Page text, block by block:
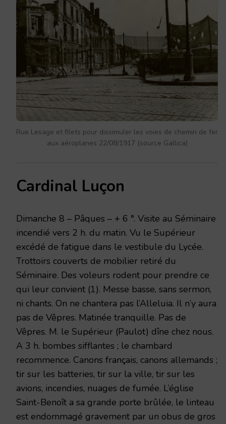
Rue Lesage et filets pour dissimuler les voies de chemin de fer
aux aéroplanes 22/08/1917 (source Gallica)
Cardinal Luçon
Dimanche 8 – Pâques – + 6 °. Visite au Séminaire
incendié vers 2 h. du matin. Vu le Supérieur
excédé de fatigue dans le vestibule du Lycée.
Trot­toirs couverts de mobilier retiré du
Séminaire. Des voleurs rodent pour prendre ce
qui leur convient (1). Messe basse, sans sermon,
ni chants. On ne chantera pas l’Alleluia. Il n’y aura
pas de Vêpres. Matinée tranquille. Pas de
Vêpres. M. le Supérieur (Paulot) dîne chez nous.
A 3 h. bombes sifflan­tes ; le chambard
recommence. Canons français, canons allemands ;
tir sur les batteries, tir sur la ville, tir sur les
avions, incendies, nuages de fumée. L’église
Saint-Benoît a sa grande porte brûlée, le linteau
est endommagé gravement par un obus de gros